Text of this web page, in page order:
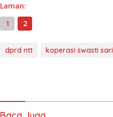
Laman:
1
2
dprd ntt koperasi swasti sari